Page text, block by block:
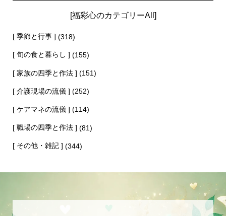
[福彩心のカテゴリーAll]
[ 季節と行事 ] (318)
[ 旬の食と暮らし ] (155)
[ 家族の四季と作法 ] (151)
[ 介護現場の流儀 ] (252)
[ ケアマネの流儀 ] (114)
[ 職場の四季と作法 ] (81)
[ その他・雑記 ] (344)